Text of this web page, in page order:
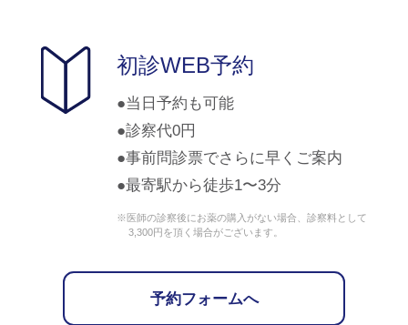
初診WEB予約
当日予約も可能
診察代0円
事前問診票でさらに早くご案内
最寄駅から徒歩1〜3分
※医師の診察後にお薬の購入がない場合、診察料として
3,300円を頂く場合がございます。
予約フォームへ